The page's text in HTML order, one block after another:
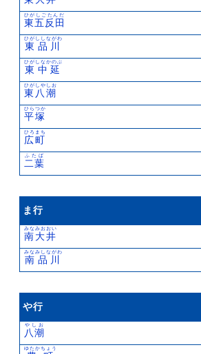
東五反田
ひがしごたんだ
東品川
ひがししながわ
東中延
ひがしなかのぶ
東八潮
ひがしやしお
平塚
ひらつか
広町
ひろまち
二葉
ふたば
ま行
南大井
みなみおおい
南品川
みなみしながわ
や行
八潮
やしお
ゆたかちょう